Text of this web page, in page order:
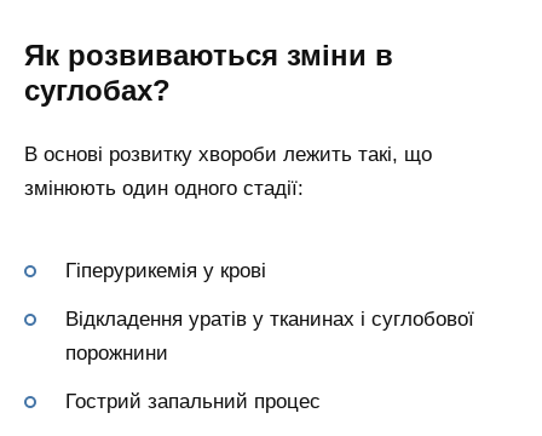
Як розвиваються зміни в
суглобах?
В основі розвитку хвороби лежить такі, що
змінюють один одного стадії:
Гіперурикемія у крові
Відкладення уратів у тканинах і суглобової
порожнини
Гострий запальний процес